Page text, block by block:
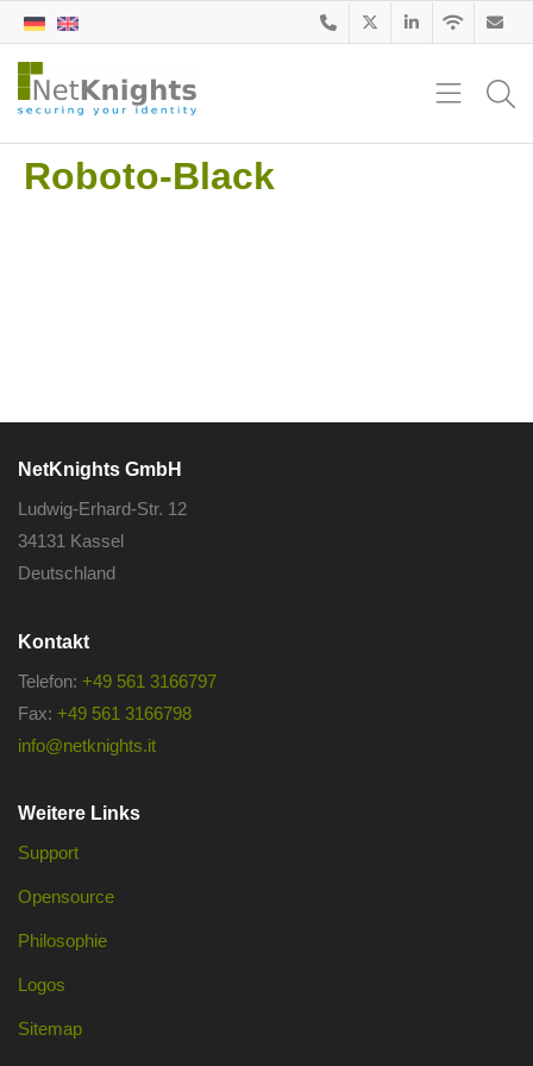
Roboto-Black
NetKnights GmbH
Ludwig-Erhard-Str. 12
34131 Kassel
Deutschland
Kontakt
Telefon: +49 561 3166797
Fax: +49 561 3166798
info@netknights.it
Weitere Links
Support
Opensource
Philosophie
Logos
Sitemap